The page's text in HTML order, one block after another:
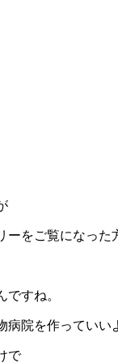
ーをご覧になった
すね。
病院を作っていい
で